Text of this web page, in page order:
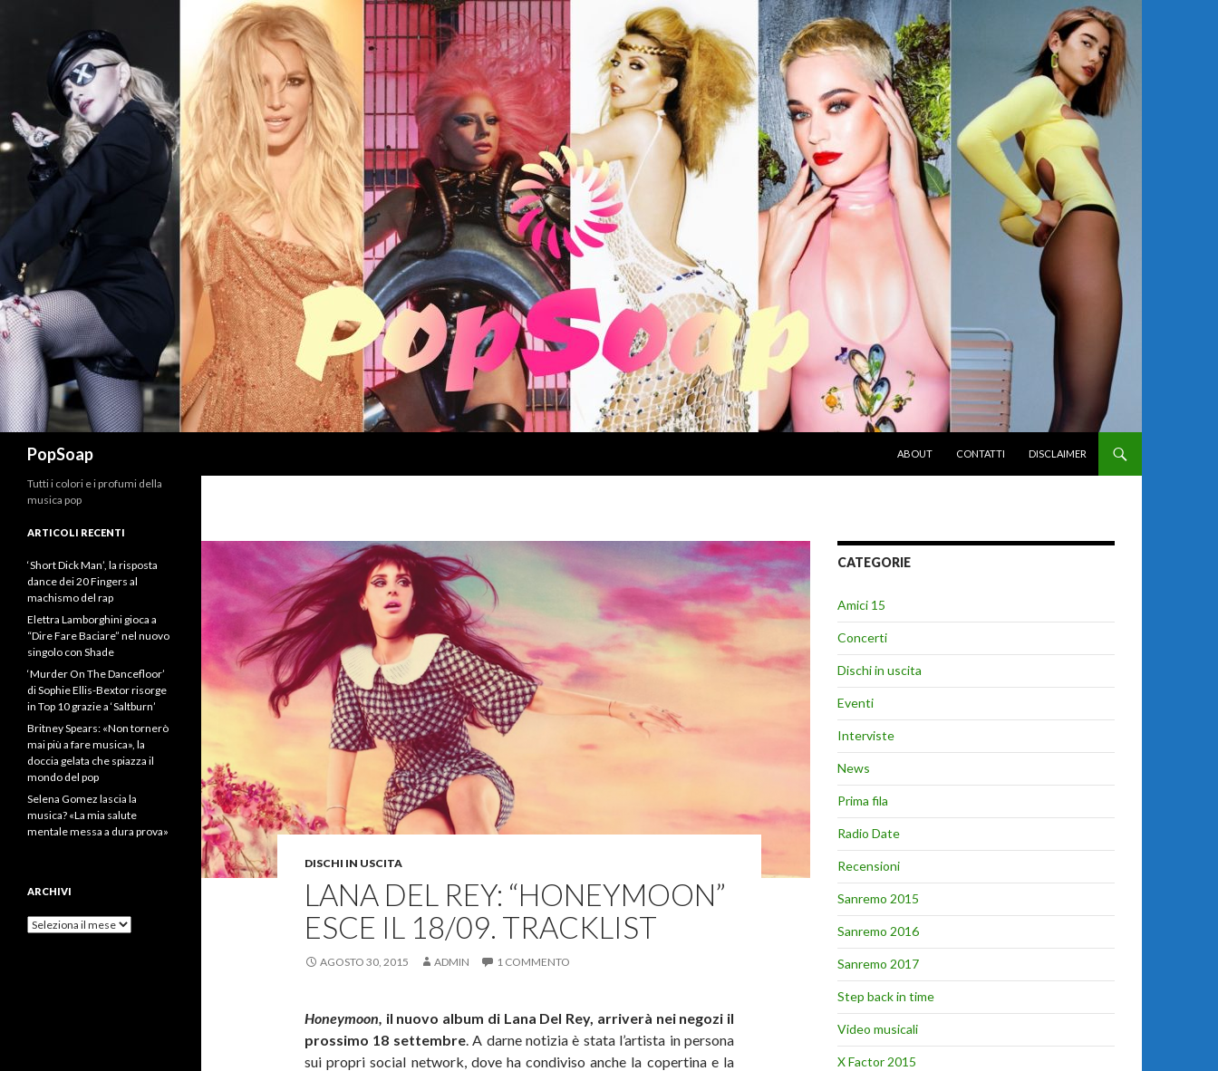
PopSoap
ABOUT
CONTATTI DISCLAIMER
DISCHI IN USCITA
LANA DEL REY: “HONEYMOON”
ESCE IL 18/09. TRACKLIST
AGOSTO 30, 2015 ADMIN 1 COMMENTO
Honeymoon, il nuovo album di Lana Del Rey, arriverà nei negozi il
prossimo 18 settembre. A darne notizia è stata l’artista in persona
sui propri social network, dove ha condiviso anche la copertina e la
CATEGORIE
Amici 15
Concerti
Dischi in uscita
Eventi
Interviste
News
Prima fila
Radio Date
Recensioni
Sanremo 2015
Sanremo 2016
Sanremo 2017
Step back in time
Video musicali
X Factor 2015
Tutti i colori e i profumi della
musica pop
ARTICOLI RECENTI
‘Short Dick Man’, la risposta
dance dei 20 Fingers al
machismo del rap
Elettra Lamborghini gioca a
“Dire Fare Baciare” nel nuovo
singolo con Shade
‘Murder On The Dancefloor’
di Sophie Ellis-Bextor risorge
in Top 10 grazie a ‘Saltburn’
Britney Spears: «Non tornerò
mai più a fare musica», la
doccia gelata che spiazza il
mondo del pop
Selena Gomez lascia la
musica? «La mia salute
mentale messa a dura prova»
ARCHIVI
Archivi